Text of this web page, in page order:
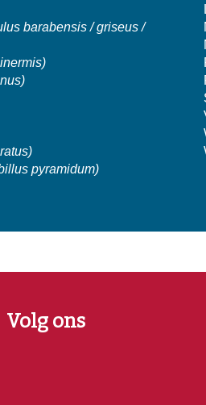
barabensis / griseus /
pyramidum)
Volg ons